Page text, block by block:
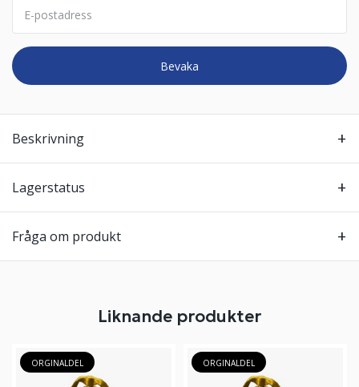
Bevaka
Beskrivning
Lagerstatus
Fråga om produkt
Liknande produkter
ORGINALDEL ORGINALDEL